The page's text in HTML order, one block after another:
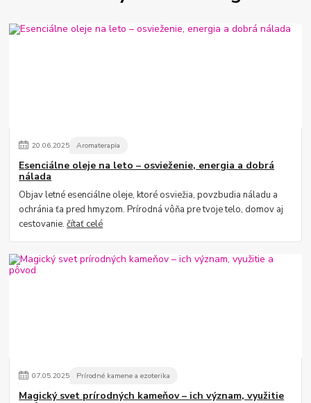
20.06.2025 Aromaterapia
Esenciálne oleje na leto – osvieženie, energia a dobrá
nálada
Objav letné esenciálne oleje, ktoré osviežia, povzbudia náladu a
ochránia ťa pred hmyzom. Prírodná vôňa pre tvoje telo, domov aj
cestovanie.čítať celé
07.05.2025 Prírodné kamene a ezoterika
Magický svet prírodných kameňov – ich význam, využitie